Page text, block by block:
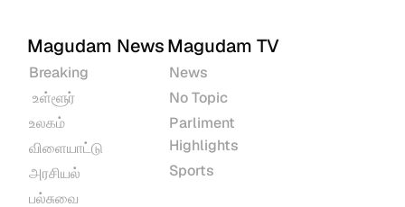
Magudam News
Breaking
உள்ளூர்
உலகம்
விளையாட்டு
அரசியல்
பல்சுவை
Magudam TV
News
No Topic
Parliment
Highlights
Sports